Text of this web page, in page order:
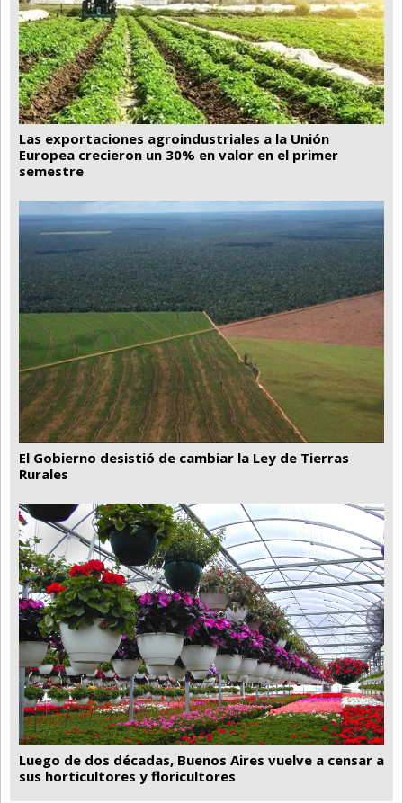
Las exportaciones agroindustriales a la Unión
Europea crecieron un 30% en valor en el primer
semestre
El Gobierno desistió de cambiar la Ley de Tierras
Rurales
Luego de dos décadas, Buenos Aires vuelve a censar a
sus horticultores y floricultores